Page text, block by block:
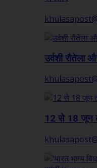
उर्वशी रौतेला
12 से 18 जून